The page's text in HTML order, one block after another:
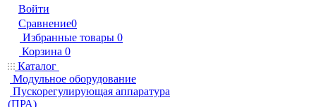
Войти
Сравнение0
Избранные товары 0
Корзина 0
Каталог
Модульное оборудование
Пускорегулирующая аппаратура
(ПРА)